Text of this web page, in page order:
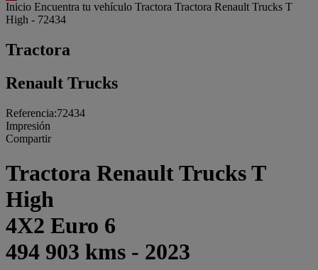
Inicio Encuentra tu vehículo Tractora Tractora Renault Trucks T
High - 72434
Tractora
Renault Trucks
Referencia:72434
Impresión
Compartir
Tractora Renault Trucks T
High
4X2 Euro 6
494 903 kms - 2023